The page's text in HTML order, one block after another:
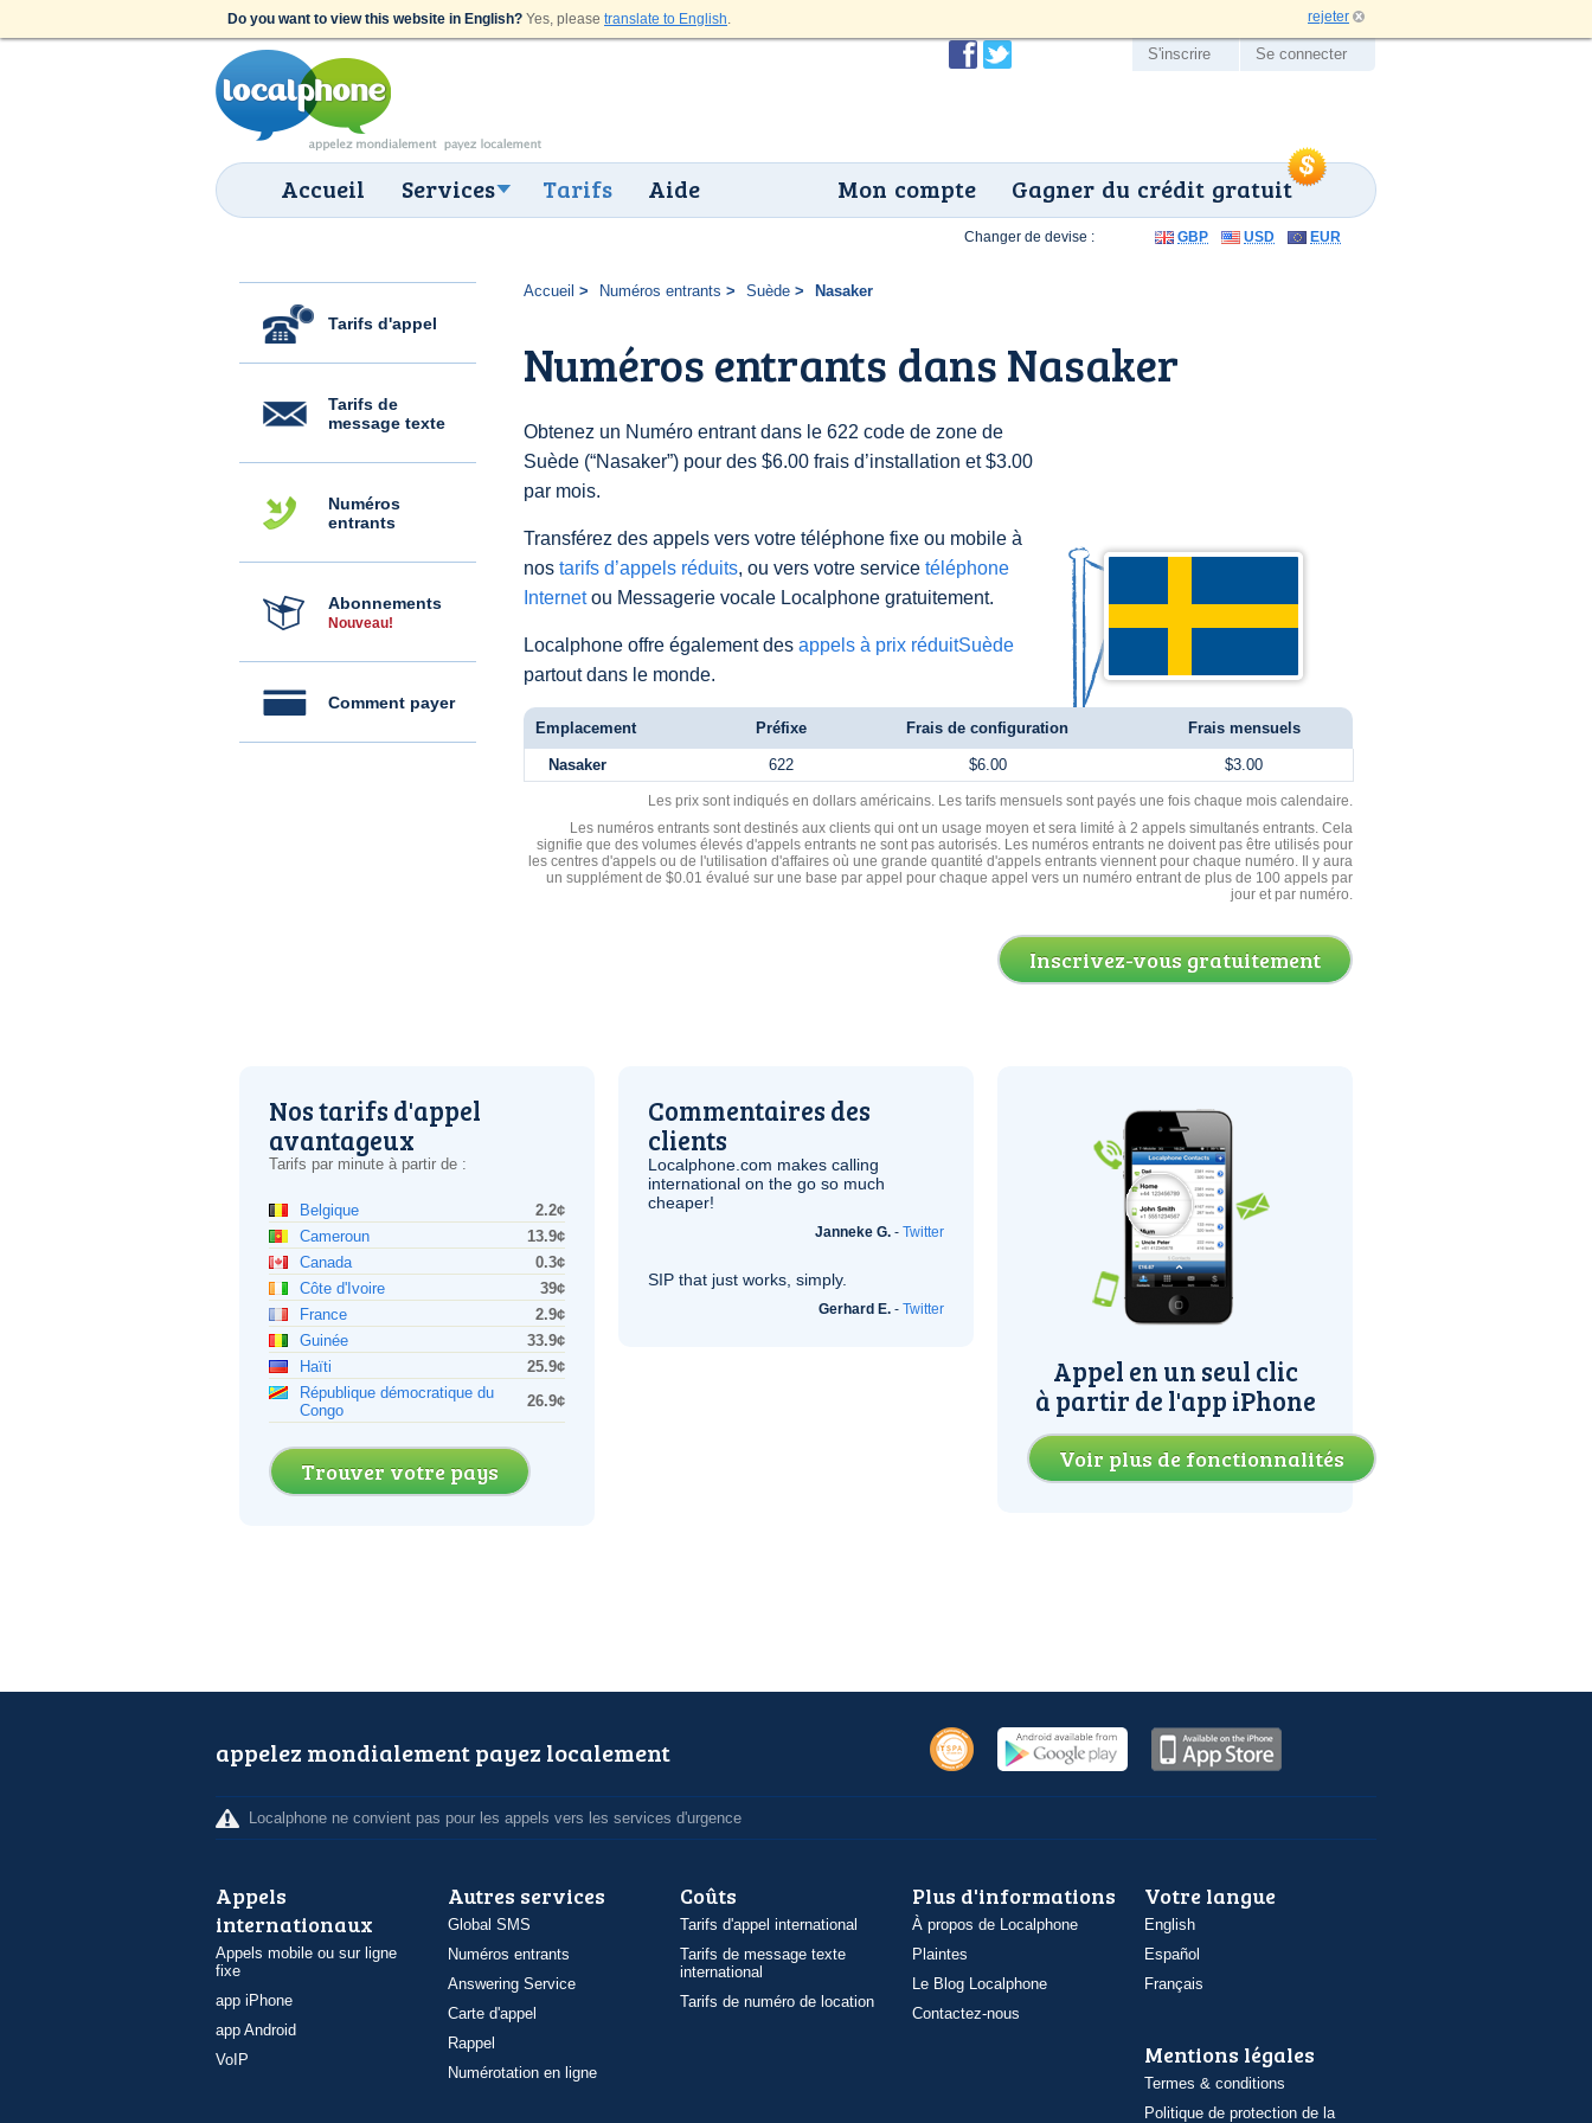
Do you want to view this website in English? Yes, please translate to English. rejeter
Accueil Services Tarifs Aide Gagner du crédit gratuit
Mon compte
S'inscrire Se connecter
Tarifs d'appel
Tarifs de
message texte
Numéros
entrants
Abonnements
Nouveau!
Comment payer
Accueil Numéros entrants Suède Nasaker
Numéros entrants dans Nasaker
Obtenez un Numéro entrant dans le 622 code de zone de
Suède (“Nasaker”) pour des $6.00 frais d’installation et $3.00
par mois.
Transférez des appels vers votre téléphone fixe ou mobile à
nos tarifs d’appels réduits, ou vers votre service téléphone
Internetou Messagerie vocale Localphone gratuitement.
Localphone offre également des appels à prix réduitSuède
partout dans le monde.
Changer de devise : GBP USD EUR
Emplacement Préfixe Frais de configuration Frais mensuels
Nasaker 622 $6.00 $3.00
Les prix sont indiqués en dollars américains. Les tarifs mensuels sont payés une fois chaque mois calendaire.
Les numéros entrants sont destinés aux clients qui ont un usage moyen et sera limité à 2 appels simultanés entrants. Cela
signifie que des volumes élevés d'appels entrants ne sont pas autorisés. Les numéros entrants ne doivent pas être utilisés pour
les centres d'appels ou de l'utilisation d'affaires où une grande quantité d'appels entrants viennent pour chaque numéro. Il y aura
un supplément de $0.01 évalué sur une base par appel pour chaque appel vers un numéro entrant de plus de 100 appels par
jour et par numéro.
Inscrivez-vous gratuitement
Nos tarifs d'appel
avantageux
Tarifs par minute à partir de :
Belgique
2.2¢
Cameroun
13.9¢
Canada
0.3¢
Côte d'Ivoire
39¢
France
2.9¢
Guinée
33.9¢
Haïti
25.9¢
République démocratique du
Congo
26.9¢
Trouver votre pays
Commentaires des
clients
Localphone.com makes calling
international on the go so much
cheaper!
Janneke G. - Twitter
SIP that just works, simply.
Gerhard E. - Twitter
Appel en un seul clic
à partir de l'app iPhone
Voir plus de fonctionnalités
appelez mondialement payez localement
Localphone ne convient pas pour les appels vers les services d'urgence
Appels
internationaux
Appels mobile ou sur ligne
fixe
app iPhone
app Android
VoIP
Autres services
Global SMS
Numéros entrants
Answering Service
Carte d'appel
Rappel
Numérotation en ligne
Coûts
Tarifs d'appel international
Tarifs de message texte
international
Tarifs de numéro de location
Plus d'informations
À propos de Localphone
Plaintes
Le Blog Localphone
Contactez-nous
Votre langue
English
Español
Français
Mentions légales
Termes & conditions
Politique de protection de la